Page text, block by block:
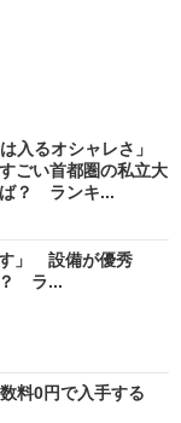
入るオシャレさ」
ごい首都圏の私立大
？ ランキ...
す」 設備が優秀
？ ラ...
料0円で入手する